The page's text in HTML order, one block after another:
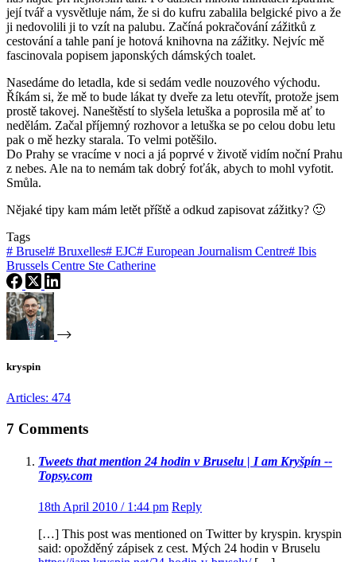
její tvář a vysvětluje nám, že si do kufru zabalila belgické pivo a že
ji nedovolili ji to vzít na palubu. Začíná pokračování zážitků z
cestování a tahle paní je hotová knihovna na zážitky. Nejvíc mě
fascinovala popisem japonských dámských toalet.
Nasedáme do letadla, kde si sedám vedle nouzového východu.
Říkám si, že mě to bude lákat ty dveře za letu otevřít, protože jsem
prostě takovej. Naneštěstí to slyšela letuška a poprosila mě ať to
nedělám. Začal příjemný rozhovor a letuška se po celou dobu letu
pak o mě hezky starala. To velmi potěšilo.
Do Prahy se vracíme v noci a já poprvé v životě vidím noční Prahu
z nebes. Ale na to nemám tak dobrý foťák, abych to mohl vyfotit.
Smůla.
Nějaké tipy kam mám letět příště a odkud zapisovat zážitky? 🙂
Tags
# Brusel# Bruxelles# EJC# European Journalism Centre# Ibis
Brussels Centre Ste Catherine
kryspin
Articles: 474
7 Comments
Tweets that mention 24 hodin v Bruselu | I am Kryšpín --
Topsy.com
18th April 2010 / 1:44 pm Reply
[…] This post was mentioned on Twitter by kryspin. kryspin
said: opožděný zápisek z cest. Mých 24 hodin v Bruselu